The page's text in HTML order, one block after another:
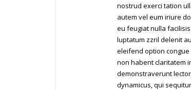
nostrud exerci tation
autem vel eum iriure
eu feugiat nulla
luptatum zzril delenit
eleifend option congue
non habent claritatem
demonstraverunt
dynamicus, qui